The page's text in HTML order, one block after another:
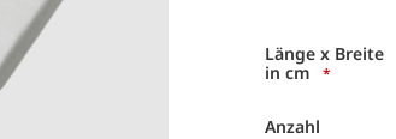
Länge x Breite
in cm
Anzahl